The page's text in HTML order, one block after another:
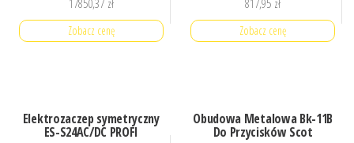
17850,37 zł
Zobacz cenę
817,95 zł
Zobacz cenę
Elektrozaczep symetryczny
ES-S24AC/DC PROFI
Obudowa Metalowa Bk-11B
Do Przycisków Scot